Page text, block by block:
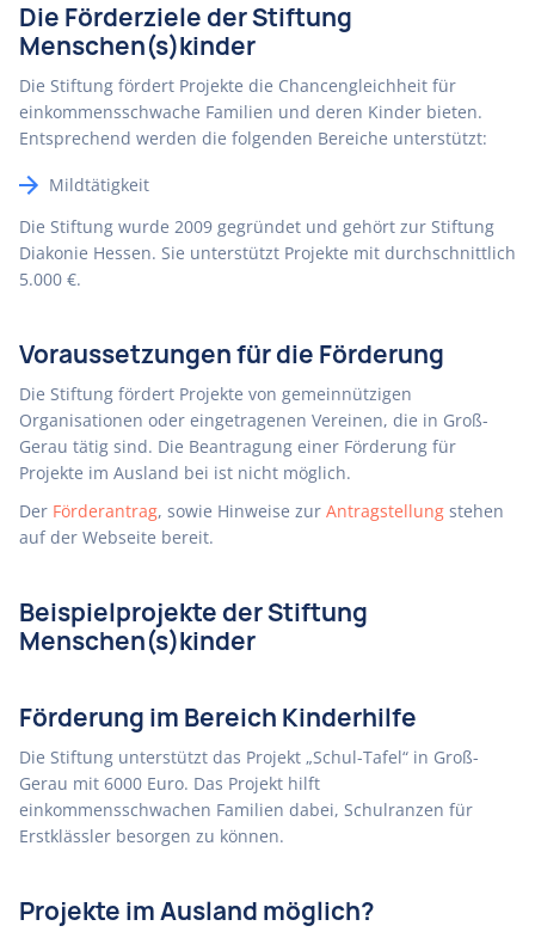
Die Förderziele der Stiftung
Menschen(s)kinder
Die Stiftung fördert Projekte die Chancengleichheit für
einkommensschwache Familien und deren Kinder bieten.
Entsprechend werden die folgenden Bereiche unterstützt:
Mildtätigkeit
Die Stiftung wurde 2009 gegründet und gehört zur Stiftung
Diakonie Hessen. Sie unterstützt Projekte mit durchschnittlich
5.000 €.
Voraussetzungen für die Förderung
Die Stiftung fördert Projekte von gemeinnützigen
Organisationen oder eingetragenen Vereinen, die in Groß-
Gerau tätig sind. Die Beantragung einer Förderung für
Projekte im Ausland bei ist nicht möglich.
Der Förderantrag, sowie Hinweise zur Antragstellung stehen
auf der Webseite bereit.
Beispielprojekte der Stiftung
Menschen(s)kinder
Förderung im Bereich Kinderhilfe
Die Stiftung unterstützt das Projekt „Schul-Tafel“ in Groß-
Gerau mit 6000 Euro. Das Projekt hilft
einkommensschwachen Familien dabei, Schulranzen für
Erstklässler besorgen zu können.
Projekte im Ausland möglich?